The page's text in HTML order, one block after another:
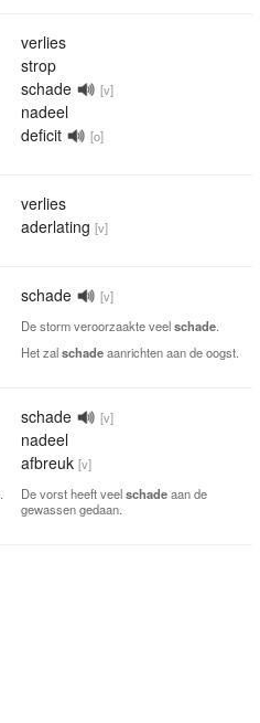
verlies
strop
schade
[v]
nadeel
deficit
[o]
verlies
aderlating [v]
schade
[v]
De storm veroorzaakte veelschade
Het zalschadeaanrichten aan de oogst.
schade [v]
nadeel
afbreuk [v]
De vorst heeft veelschadeaan de
gewassen gedaan.